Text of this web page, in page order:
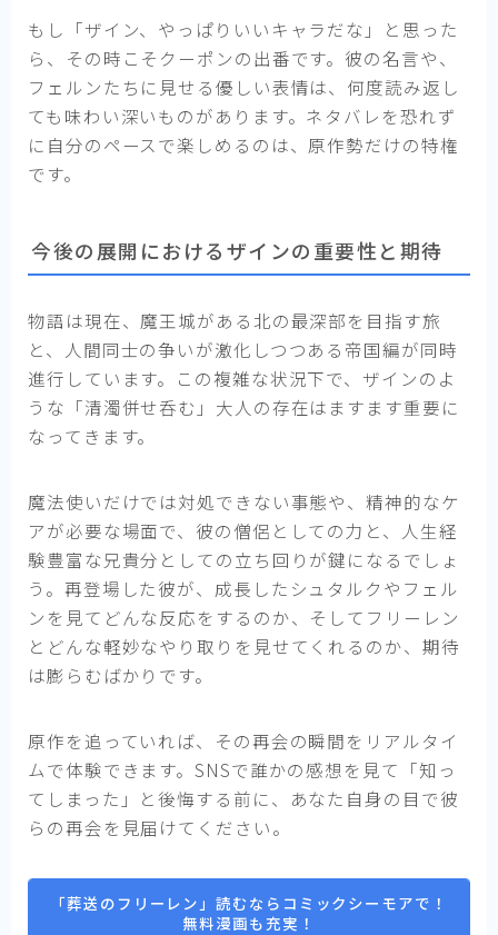
もし「ザイン、やっぱりいいキャラだな」と思った
ら、その時こそクーポンの出番です。彼の名言や、
フェルンたちに見せる優しい表情は、何度読み返し
ても味わい深いものがあります。ネタバレを恐れず
に自分のペースで楽しめるのは、原作勢だけの特権
です。
今後の展開におけるザインの重要性と期待
物語は現在、魔王城がある北の最深部を目指す旅
と、人間同士の争いが激化しつつある帝国編が同時
進行しています。この複雑な状況下で、ザインのよ
うな「清濁併せ呑む」大人の存在はますます重要に
なってきます。
魔法使いだけでは対処できない事態や、精神的なケ
アが必要な場面で、彼の僧侶としての力と、人生経
験豊富な兄貴分としての立ち回りが鍵になるでしょ
う。再登場した彼が、成長したシュタルクやフェル
ンを見てどんな反応をするのか、そしてフリーレン
とどんな軽妙なやり取りを見せてくれるのか、期待
は膨らむばかりです。
原作を追っていれば、その再会の瞬間をリアルタイ
ムで体験できます。SNSで誰かの感想を見て「知っ
てしまった」と後悔する前に、あなた自身の目で彼
らの再会を見届けてください。
「葬送のフリーレン」読むならコミックシーモアで！
無料漫画も充実！